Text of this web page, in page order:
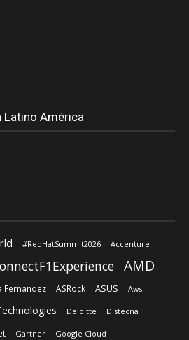
Latino América
#RedHatSummit2026 Accenture
AMD
Fernandez ASRock ASUS Aws
Deloitte Distecna
Gartner Google Cloud